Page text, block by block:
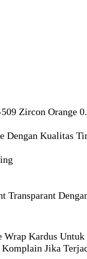
Zircon Orange
Dengan Kualitas
Transparant
Kardus
Jika